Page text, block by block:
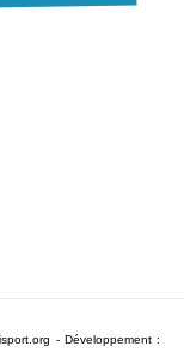
- Développement :